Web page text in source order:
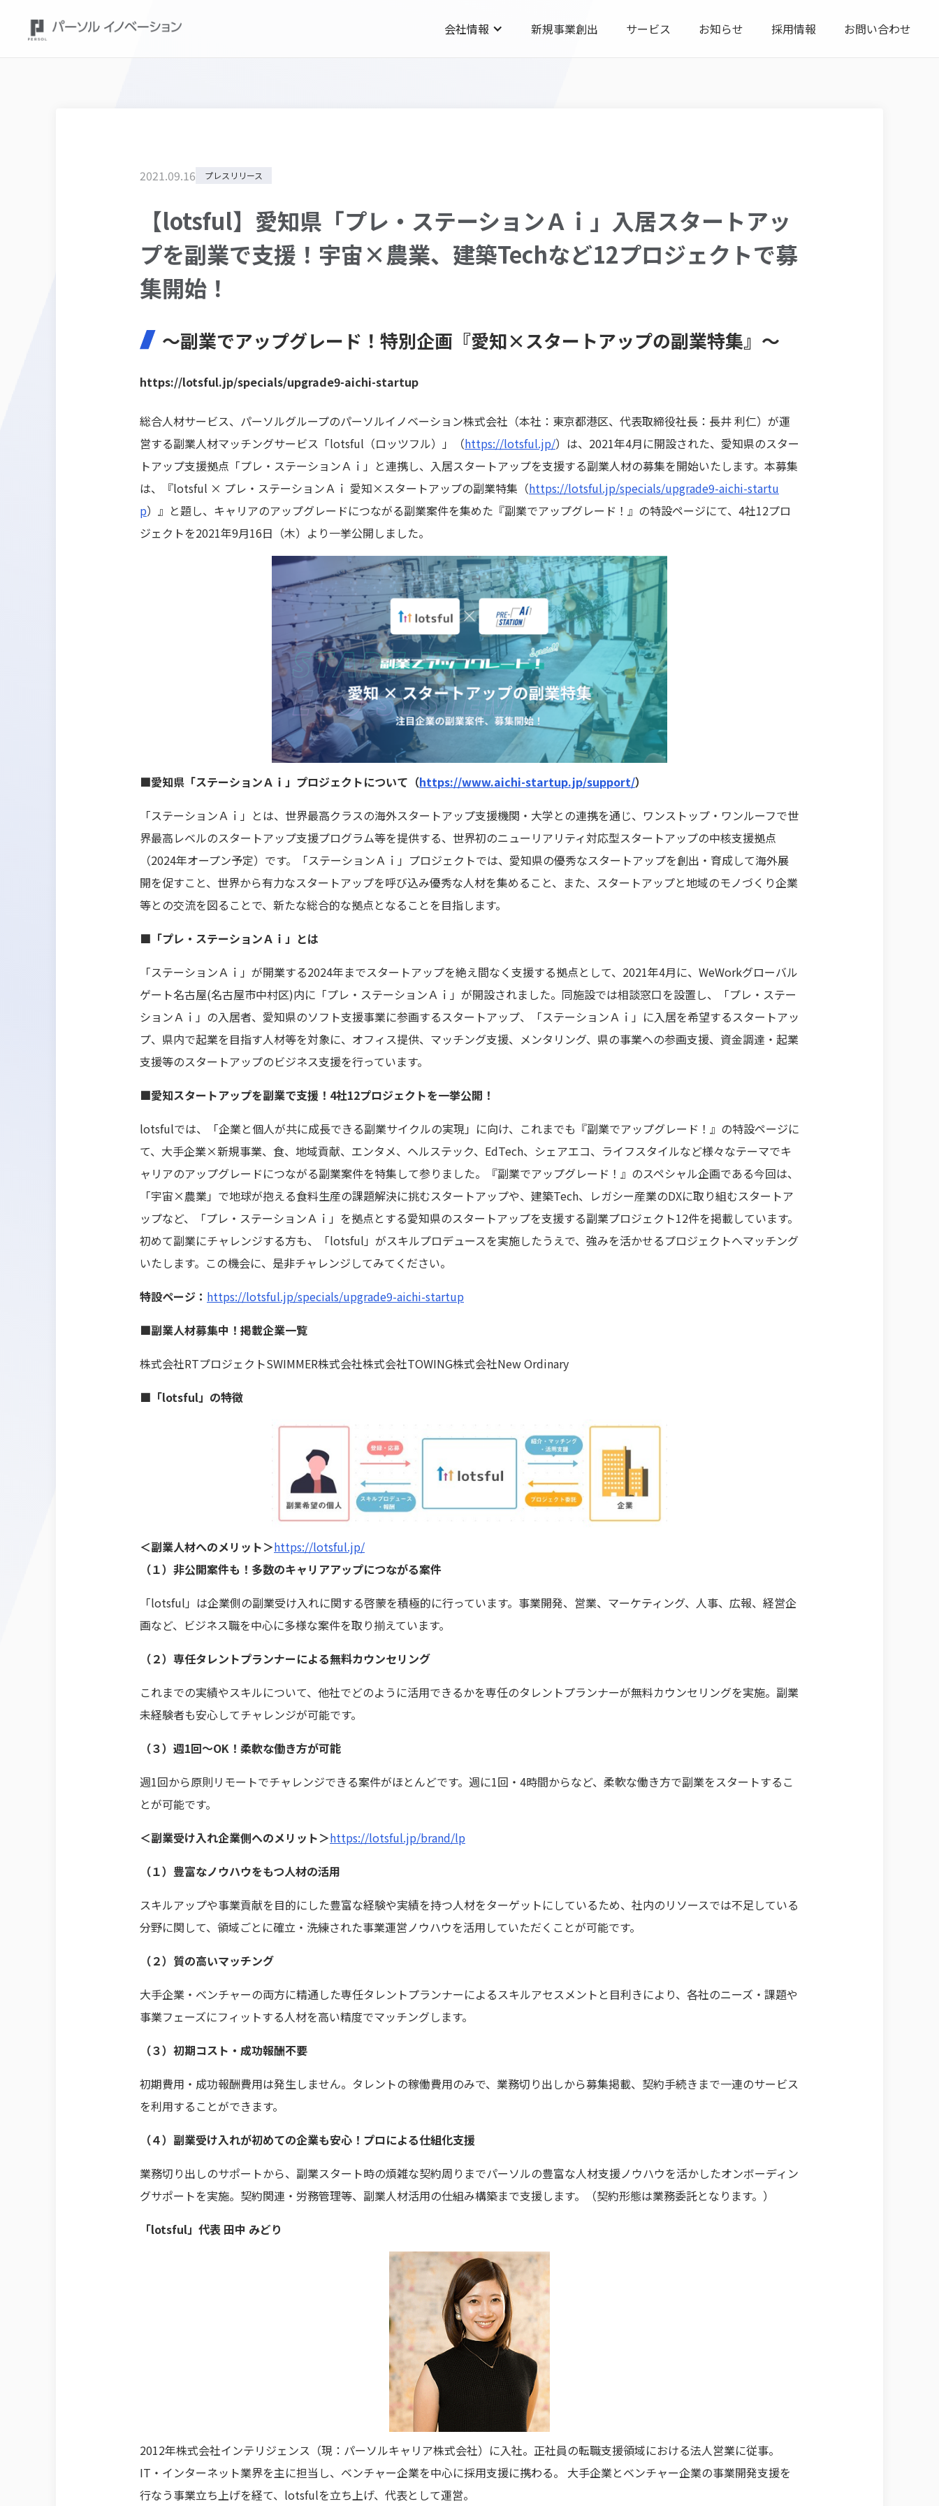
会社情報 新規事業創出 サービス お知らせ 採用情報 お問い合わせ
2021.09.16 プレスリリース
【lotsful】愛知県「プレ・ステーションＡｉ」入居スタートアッ
プを副業で支援！宇宙×農業、建築Techなど12プロジェクトで募
集開始！
～副業でアップグレード！特別企画『愛知×スタートアップの副業特集』～
https://lotsful.jp/specials/upgrade9-aichi-startup
総合人材サービス、パーソルグループのパーソルイノベーション株式会社（本社：東京都港区、代表取締役社長：長井 利仁）が運
営する副業人材マッチングサービス「lotsful（ロッツフル）」（https://lotsful.jp/）は、2021年4月に開設された、愛知県のスター
トアップ支援拠点「プレ・ステーションＡｉ」と連携し、入居スタートアップを支援する副業人材の募集を開始いたします。本募集
は、『lotsful × プレ・ステーションＡｉ 愛知×スタートアップの副業特集（https://lotsful.jp/specials/upgrade9-aichi-startu
p）』と題し、キャリアのアップグレードにつながる副業案件を集めた『副業でアップグレード！』の特設ページにて、4社12プロ
ジェクトを2021年9月16日（木）より一挙公開しました。
■愛知県「ステーションＡｉ」プロジェクトについて（https://www.aichi-startup.jp/support/）
「ステーションＡｉ」とは、世界最高クラスの海外スタートアップ支援機関・⼤学との連携を通じ、ワンストップ・ワンルーフで世
界最高レベルのスタートアップ支援プログラム等を提供する、世界初のニューリアリティ対応型スタートアップの中核支援拠点
（2024年オープン予定）です。「ステーションＡｉ」プロジェクトでは、愛知県の優秀なスタートアップを創出・育成して海外展
開を促すこと、世界から有力なスタートアップを呼び込み優秀な人材を集めること、また、スタートアップと地域のモノづくり企業
等との交流を図ることで、新たな総合的な拠点となることを目指します。
■「プレ・ステーションＡｉ」とは
「ステーションＡｉ」が開業する2024年までスタートアップを絶え間なく支援する拠点として、2021年4月に、WeWorkグローバル
ゲート名古屋(名古屋市中村区)内に「プレ・ステーションＡｉ」が開設されました。同施設では相談窓口を設置し、「プレ・ステー
ションＡｉ」の入居者、愛知県のソフト支援事業に参画するスタートアップ、「ステーションＡｉ」に入居を希望するスタートアッ
プ、県内で起業を目指す人材等を対象に、オフィス提供、マッチング支援、メンタリング、県の事業への参画支援、資金調達・起業
支援等のスタートアップのビジネス支援を行っています。
■愛知スタートアップを副業で支援！4社12プロジェクトを一挙公開！
lotsfulでは、「企業と個人が共に成長できる副業サイクルの実現」に向け、これまでも『副業でアップグレード！』の特設ページに
て、大手企業×新規事業、食、地域貢献、エンタメ、ヘルステック、EdTech、シェアエコ、ライフスタイルなど様々なテーマでキ
ャリアのアップグレードにつながる副業案件を特集して参りました。『副業でアップグレード！』のスペシャル企画である今回は、
「宇宙×農業」で地球が抱える食料生産の課題解決に挑むスタートアップや、建築Tech、レガシー産業のDXに取り組むスタートア
ップなど、「プレ・ステーションＡｉ」を拠点とする愛知県のスタートアップを支援する副業プロジェクト12件を掲載しています。
初めて副業にチャレンジする方も、「lotsful」がスキルプロデュースを実施したうえで、強みを活かせるプロジェクトへマッチング
いたします。この機会に、是非チャレンジしてみてください。
特設ページ： https://lotsful.jp/specials/upgrade9-aichi-startup
■副業人材募集中！掲載企業一覧
株式会社RTプロジェクトSWIMMER株式会社株式会社TOWING株式会社New Ordinary
■「lotsful」の特徴
＜副業人材へのメリット＞https://lotsful.jp/
（１）非公開案件も！多数のキャリアアップにつながる案件
「lotsful」は企業側の副業受け入れに関する啓蒙を積極的に行っています。事業開発、営業、マーケティング、人事、広報、経営企
画など、ビジネス職を中心に多様な案件を取り揃えています。
（２）専任タレントプランナーによる無料カウンセリング
これまでの実績やスキルについて、他社でどのように活用できるかを専任のタレントプランナーが無料カウンセリングを実施。副業
未経験者も安心してチャレンジが可能です。
（３）週1回〜OK！柔軟な働き方が可能
週1回から原則リモートでチャレンジできる案件がほとんどです。週に1回・4時間からなど、柔軟な働き方で副業をスタートするこ
とが可能です。
＜副業受け入れ企業側へのメリット＞https://lotsful.jp/brand/lp
（１）豊富なノウハウをもつ人材の活用
スキルアップや事業貢献を目的にした豊富な経験や実績を持つ人材をターゲットにしているため、社内のリソースでは不足している
分野に関して、領域ごとに確立・洗練された事業運営ノウハウを活用していただくことが可能です。
（２）質の高いマッチング
大手企業・ベンチャーの両方に精通した専任タレントプランナーによるスキルアセスメントと目利きにより、各社のニーズ・課題や
事業フェーズにフィットする人材を高い精度でマッチングします。
（３）初期コスト・成功報酬不要
初期費用・成功報酬費用は発生しません。タレントの稼働費用のみで、業務切り出しから募集掲載、契約手続きまで一連のサービス
を利用することができます。
（４）副業受け入れが初めての企業も安心！プロによる仕組化支援
業務切り出しのサポートから、副業スタート時の煩雑な契約周りまでパーソルの豊富な人材支援ノウハウを活かしたオンボーディン
グサポートを実施。契約関連・労務管理等、副業人材活用の仕組み構築まで支援します。（契約形態は業務委託となります。）
「lotsful」代表 田中 みどり
2012年株式会社インテリジェンス（現：パーソルキャリア株式会社）に入社。正社員の転職支援領域における法人営業に従事。
IT・インターネット業界を主に担当し、ベンチャー企業を中心に採用支援に携わる。 大手企業とベンチャー企業の事業開発支援を
行なう事業立ち上げを経て、lotsfulを立ち上げ、代表として運営。